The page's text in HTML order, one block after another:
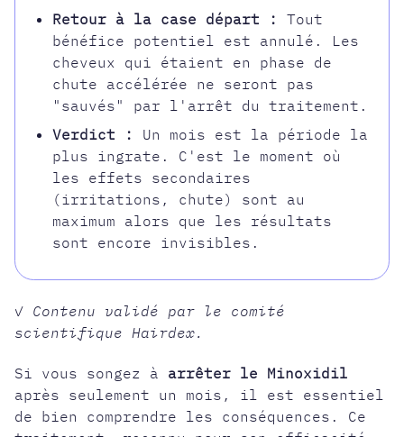
Retour à la case départ :
Tout
bénéfice potentiel est annulé. Les
cheveux qui étaient en phase de
chute accélérée ne seront pas
"sauvés" par l'arrêt du traitement.
Verdict :
Un mois est la période la
plus ingrate. C'est le moment où
les effets secondaires
(irritations, chute) sont au
maximum alors que les résultats
sont encore invisibles.
✓ Contenu validé par le comité
scientifique Hairdex.
Si vous songez à arrêter le Minoxidil
après seulement un mois, il est essentiel
de bien comprendre les conséquences. Ce